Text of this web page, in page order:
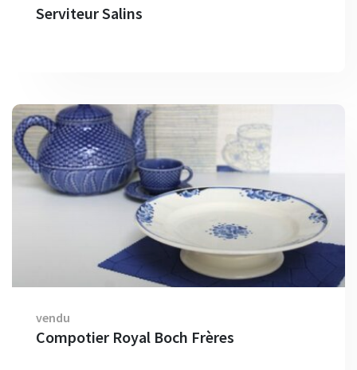
Serviteur Salins
vendu
Compotier Royal Boch Frères